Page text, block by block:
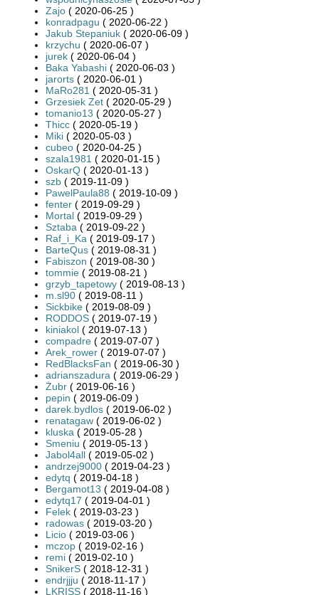
Zajo ( 2020-06-25 )
konradpagu ( 2020-06-22 )
Jakub Stepaniuk ( 2020-06-09 )
krzychu ( 2020-06-07 )
jurek ( 2020-06-04 )
Baka Yabashi ( 2020-06-03 )
jarorts ( 2020-06-01 )
MaRo281 ( 2020-05-31 )
Grzesiek Zet ( 2020-05-29 )
tomanio13 ( 2020-05-27 )
Thicc ( 2020-05-19 )
Miki ( 2020-05-03 )
cubeo ( 2020-04-25 )
szala1981 ( 2020-01-15 )
OskarQ ( 2020-01-13 )
szb ( 2019-11-09 )
PawelPaula88 ( 2019-10-09 )
fenter ( 2019-09-29 )
Mortal ( 2019-09-29 )
Sztaba ( 2019-09-22 )
Raf_i_Ka ( 2019-09-17 )
BarteQus ( 2019-08-31 )
Fabiszon ( 2019-08-30 )
tommie ( 2019-08-21 )
grzyb_tapetowy ( 2019-08-13 )
m.sl90 ( 2019-08-11 )
Sickbike ( 2019-08-09 )
RODDOS ( 2019-07-19 )
kiniakol ( 2019-07-13 )
compadre ( 2019-07-07 )
Arek_rower ( 2019-07-07 )
RedBlacksFan ( 2019-06-30 )
adrianszadura ( 2019-06-29 )
Żubr ( 2019-06-16 )
pepin ( 2019-06-09 )
darek.bydlos ( 2019-06-02 )
renatagaw ( 2019-06-02 )
kluska ( 2019-05-28 )
Smeniu ( 2019-05-13 )
Jabol4all ( 2019-05-02 )
andrzej9000 ( 2019-04-23 )
edytq ( 2019-04-18 )
Bergamot13 ( 2019-04-08 )
edytq17 ( 2019-04-01 )
Felek ( 2019-03-23 )
radowas ( 2019-03-20 )
Licio ( 2019-03-06 )
mczop ( 2019-02-16 )
remi ( 2019-02-10 )
SnikerS ( 2018-12-31 )
endrjjju ( 2018-11-17 )
LKRISS ( 2018-11-16 )